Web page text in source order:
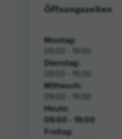
Öffnungszeiten
Montag:
Dienstag:
Mittwoch:
Heute:
09:00 - 19:00
Freitag: